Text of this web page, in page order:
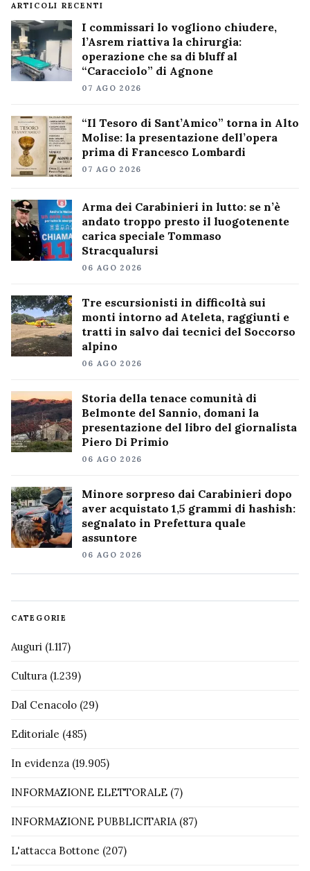
ARTICOLI RECENTI
I commissari lo vogliono chiudere,
l’Asrem riattiva la chirurgia:
operazione che sa di bluff al
“Caracciolo” di Agnone
07 AGO 2026
“Il Tesoro di Sant’Amico” torna in Alto
Molise: la presentazione dell’opera
prima di Francesco Lombardi
07 AGO 2026
Arma dei Carabinieri in lutto: se n’è
andato troppo presto il luogotenente
carica speciale Tommaso
Stracqualursi
06 AGO 2026
Tre escursionisti in difficoltà sui
monti intorno ad Ateleta, raggiunti e
tratti in salvo dai tecnici del Soccorso
alpino
06 AGO 2026
Storia della tenace comunità di
Belmonte del Sannio, domani la
presentazione del libro del giornalista
Piero Di Primio
06 AGO 2026
Minore sorpreso dai Carabinieri dopo
aver acquistato 1,5 grammi di hashish:
segnalato in Prefettura quale
assuntore
06 AGO 2026
CATEGORIE
Auguri (1.117)
Cultura (1.239)
Dal Cenacolo (29)
Editoriale (485)
In evidenza (19.905)
INFORMAZIONE ELETTORALE (7)
INFORMAZIONE PUBBLICITARIA(87)
L'attacca Bottone (207)